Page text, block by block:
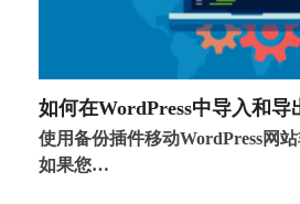
如何在WordPress中导入和导
使用备份插件移动WordPress网
如果您…